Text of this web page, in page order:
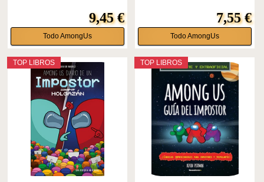
9,45 €
Todo AmongUs
7,55 €
Todo AmongUs
TOP LIBROS TOP LIBROS